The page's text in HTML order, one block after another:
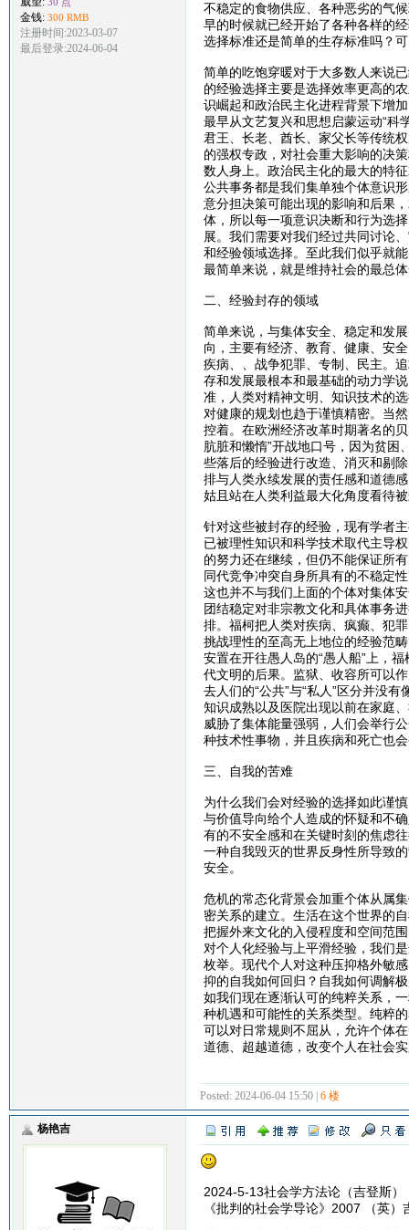
金钱: 300 RMB
注册时间:2023-03-07
最后登录:2024-06-04
不稳定的食物供应、各种恶劣的气
早的时候就已经开始了各种各样的
选择标准还是简单的生存标准吗？
简单的吃饱穿暖对于大多数人来说
的经验选择主要是选择效率更高的
识崛起和政治民主化进程背景下增
最早从文艺复兴和思想启蒙运动“科
君王、长老、酋长、家父长等传统
的强权专政，对社会重大影响的决
数人身上。政治民主化的最大的特
公共事务都是我们集单独个体意识
意分担决策可能出现的影响和后果
体，所以每一项意识决断和行为选
展。我们需要对我们经过共同讨论
和经验领域选择。至此我们似乎就
最简单来说，就是维持社会的最总
二、经验封存的领域
简单来说，与集体安全、稳定和发
向，主要有经济、教育、健康、安
疾病、、战争犯罪、专制、民主。
存和发展最根本和最基础的动力学
准，人类对精神文明、知识技术的
对健康的规划也趋于谨慎精密。当
控着。在欧洲经济改革时期著名的
肮脏和懒惰”开战地口号，因为贫
些落后的经验进行改造、消灭和剔
排与人类永续发展的责任感和道德
姑且站在人类利益最大化角度看待
针对这些被封存的经验，现有学者
已被理性知识和科学技术取代主导
的努力还在继续，但仍不能保证所
同代竞争冲突自身所具有的不稳定
这也并不与我们上面的个体对集体
团结稳定对非宗教文化和具体事务
排。福柯把人类对疾病、疯癫、犯
挑战理性的至高无上地位的经验范
安置在开往愚人岛的“愚人船”上，
代文明的后果。监狱、收容所可以
去人们的“公共”与“私人”区分并没
知识成熟以及医院出现以前在家庭
威胁了集体能量强弱，人们会举行
种技术性事物，并且疾病和死亡也
三、自我的苦难
为什么我们会对经验的选择如此谨
与价值导向给个人造成的怀疑和不
有的不安全感和在关键时刻的焦虑
一种自我毁灭的世界反身性所导致
安全。
危机的常态化背景会加重个体从属
密关系的建立。生活在这个世界的
把握外来文化的入侵程度和空间范
对个人化经验与上平滑经验，我们
枚举。现代个人对这种压抑格外敏
抑的自我如何回归？自我如何调解
如我们现在逐渐认可的纯粹关系，
种机遇和可能性的关系类型。纯粹
可以对日常规则不屈从，允许个体
道德、超越道德，改变个人在社会
Posted: 2024-06-04 15:50 | 6 楼
杨艳吉
2024-5-13社会学方法论（吉登斯）
《批判的社会学导论》2007 （英）